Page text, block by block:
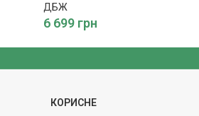
ДБЖ
6 699 грн
КОРИСНЕ